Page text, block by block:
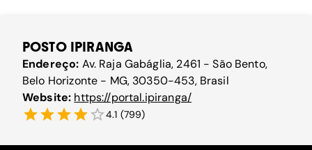
POSTO IPIRANGA
Endereço: Av. Raja Gabáglia, 2461 - São Bento,
Belo Horizonte - MG, 30350-453, Brasil
Website: https://portal.ipiranga/
4.1 (799)